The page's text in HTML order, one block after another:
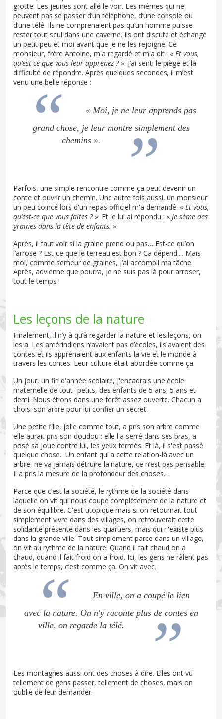
grotte. Les jeunes sont allé le voir. Les mêmes qui ne
peuvent pas se passer d’un téléphone, d’une console ou
d’une télé. Ils ne comprenaient pas qu’un homme puisse
rester tout seul dans une caverne. Ils ont discuté et échangé
un petit peu et moi avant que je ne les rejoigne. Ce
monsieur, frère Antoine, m'a regardé et m'a dit : « Et vous,
qu’est-ce que vous leur apprenez ?». J’ai senti le piège et la
difficulté de répondre. Après quelques secondes, il m’est
venu une belle réponse :
« Moi, je ne leur apprends pas
grand chose, je leur montre simplement des
chemins ».
Parfois, une simple rencontre comme ça peut devenir un
conte et ouvrir un chemin. Une autre fois aussi, un monsieur
un peu coincé lors d'un repas officiel m'a demandé: « Et vous,
qu’est-ce que vous faites ?». Et je lui ai répondu : « Je sème des
graines dans la tête de enfants. ».
Après, il faut voir si la graine prend ou pas… Est-ce qu’on
l’arrose ? Est-ce que le terreau est bon ? Ca dépend.... Mais
moi, comme semeur de graines, j’ai accompli ma tâche.
Après, advienne que pourra, je ne suis pas là pour arroser,
tout le temps !
Les leçons de la nature
Finalement, il n’y à qu’à regarder la nature et les leçons, on
les a. Les amérindiens n’avaient pas d’écoles, ils avaient des
contes et ils apprenaient aux enfants la vie et le monde à
travers les contes. Leur culture était abordée comme ça.
Un jour, un fin d'année scolaire, j'encadrais une école
maternelle de tout- petits, des enfants de 5 ans, 5 ans et
demi. Nous étions dans une forêt assez ouverte. Chacun a
choisi son arbre pour lui confier un secret.
Une petite fille, jolie comme tout, a pris son arbre comme
elle aurait pris son doudou : elle l'a serré dans ses bras, a
posé sa joue contre lui, les yeux fermés. Et là, il s'est passé
quelque chose. Un enfant qui a cette relation-là avec un
arbre, ne va jamais détruire la nature, ce n’est pas pensable.
Il a pris la mesure de la profondeur des choses...
Parce que c’est la société, le rythme de la société dans
laquelle on vit qui nous coupe complètement de la nature et
de son équilibre. C'est utopique mais si on retournait tout
simplement vivre dans des villages, on retrouverait cette
solidarité présente dans les quartiers, mais qui n'existe plus
dans la grande ville. Tout simplement parce dans un village,
on vit au rythme de la nature. Quand il fait chaud on a
chaud, quand il fait froid on a froid. Ici, les gens ne râlent pas
après le temps, c’est comme ça. On vit avec.
En ville, on a coupé le lien
avec la nature. On n'y raconte plus de contes en
ville, on regarde la télé.
Les montagnes aussi ont des choses à dire. Elles ont vu
tellement de gens passer, tellement de choses, mais on
oublie de leur demander.